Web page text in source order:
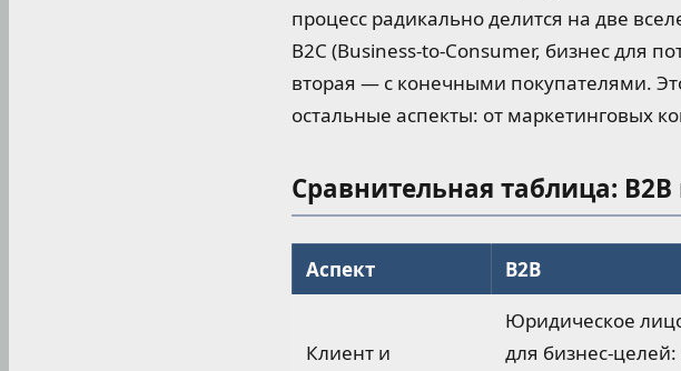
процесс радикально делится на две
B2C (Business-to-Consumer, бизнес для
вторая — с конечными покупателями.
остальные аспекты: от маркетинговых
Сравнительная таблица: B2B
Аспект B2B
Клиент и
Юридическое
для бизнес-